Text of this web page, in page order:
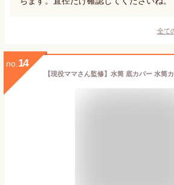
全て
no. 14